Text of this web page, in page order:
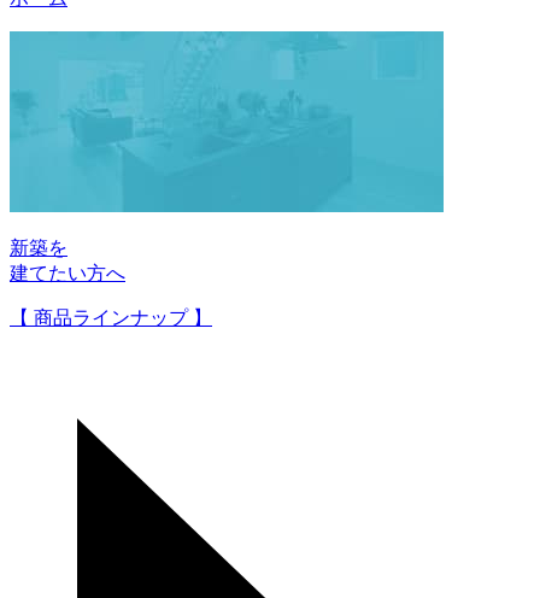
新築を
建てたい方へ
【 商品ラインナップ 】